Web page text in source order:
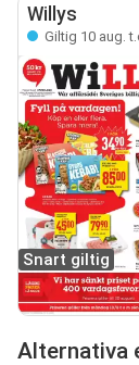
Willys
Giltig 10 aug.
Snart giltig
Alternativa